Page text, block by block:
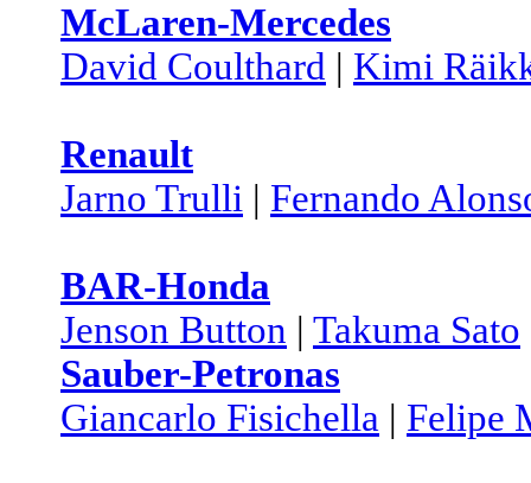
McLaren-Mercedes
David Coulthard | Kimi
Renault
Jarno Trulli | Fernando
BAR-Honda
Jenson Button | Takuma Sato
Sauber-Petronas
Giancarlo Fisichella | Felipe